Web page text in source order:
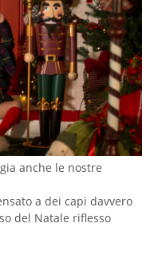
anche le nostre
a dei capi davvero
del Natale riflesso